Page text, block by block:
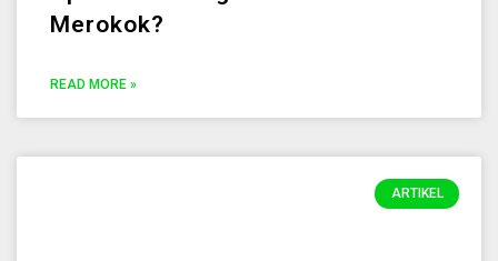
Merokok?
READ MORE »
ARTIKEL